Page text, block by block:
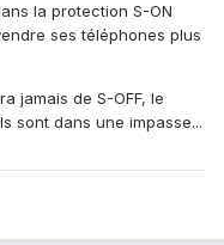
la protection S-ON
ses téléphones plus
jamais de S-OFF, le
sont dans une impasse...